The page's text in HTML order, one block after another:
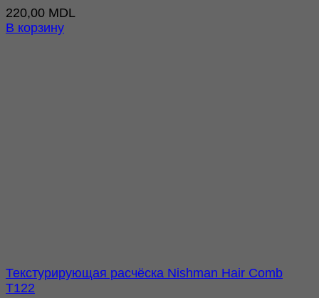
220,00 MDL
В корзину
Текстурирующая расчёска Nishman Hair Comb
T122